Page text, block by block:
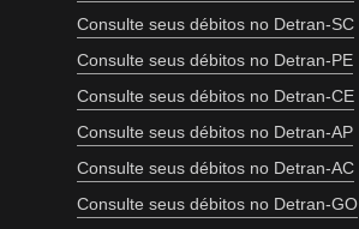
Consulte seus débitos no Detran-SC
Consulte seus débitos no Detran-PE
Consulte seus débitos no Detran-CE
Consulte seus débitos no Detran-AP
Consulte seus débitos no Detran-AC
Consulte seus débitos no Detran-GO